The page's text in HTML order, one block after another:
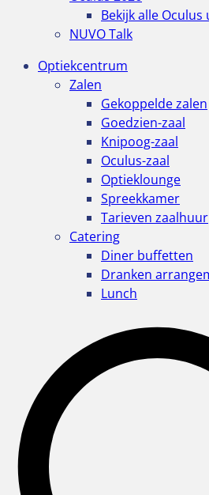
Bekijk alle Oculus
NUVO Talk
Optiekcentrum
Zalen
Gekoppelde zalen
Goedzien-zaal
Knipoog-zaal
Oculus-zaal
Optieklounge
Spreekkamer
Tarieven zaalhuur
Catering
Diner buffetten
Dranken
Lunch